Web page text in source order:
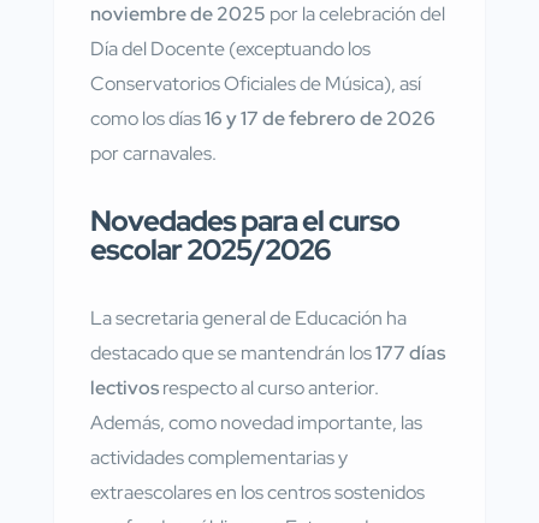
noviembre de 2025 por la celebración del
Día del Docente (exceptuando los
Conservatorios Oficiales de Música), así
como los días16 y 17 de febrero de 2026
por carnavales.
Novedades para el curso
escolar 2025/2026
La secretaria general de Educación ha
destacado que se mantendrán los177 días
lectivosrespecto al curso anterior.
Además, como novedad importante, las
actividades complementarias y
extraescolares en los centros sostenidos